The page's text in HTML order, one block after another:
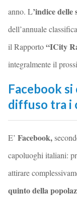
anno. L’indice delle
dell’annuale
il Rapporto“ICity
integralmente il
Facebook
diffuso tra i
E’ Facebook,
capoluoghi italiani:
attirare
quinto della